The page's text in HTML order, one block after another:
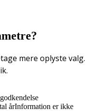
mere oplyste valg.
årInformation er ikke